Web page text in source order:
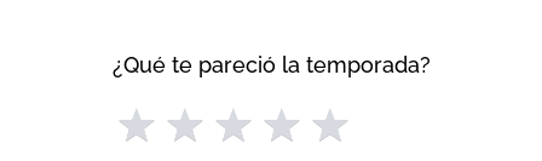
¿Qué te pareció la temporada?